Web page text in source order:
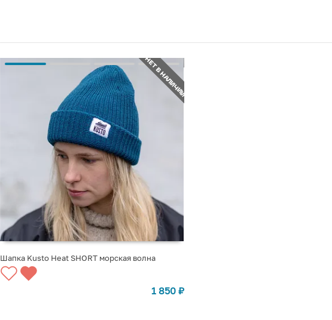
НЕТ В НАЛИЧИИ
СООБЩИТЬ О ПОСТУПЛЕНИИ
Шапка Kusto Heat SHORT морская волна
1 850 ₽